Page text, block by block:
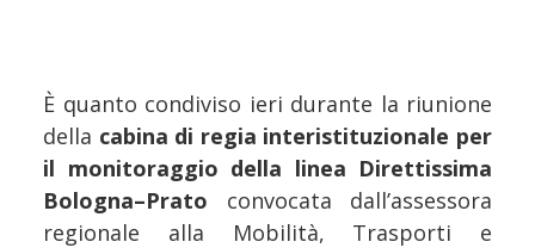
È quanto condiviso ieri durante la riunione
della cabina di regia interistituzionale per
il monitoraggio della linea Direttissima
Bologna–Prato convocata dall’assessora
regionale alla Mobilità, Trasporti e